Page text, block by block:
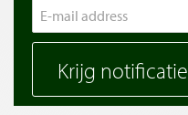
Krijg notificatie